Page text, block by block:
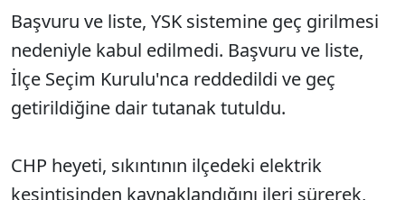
Başvuru ve liste, YSK sistemine geç girilmesi
nedeniyle kabul edilmedi. Başvuru ve liste,
İlçe Seçim Kurulu'nca reddedildi ve geç
getirildiğine dair tutanak tutuldu.
CHP heyeti, sıkıntının ilçedeki elektrik
kesintisinden kaynaklandığını ileri sürerek,